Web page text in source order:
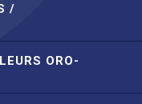
/
ORO-